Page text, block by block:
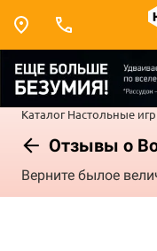
Каталог Настольные
Отзывы о
Верните былое